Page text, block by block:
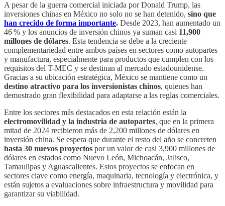
A pesar de la guerra comercial iniciada por Donald Trump, las
inversiones chinas en México no solo no se han detenido, sino que
han crecido de forma importante. Desde 2023, han aumentado un
46 % y los anuncios de inversión chinos ya suman casi 11,900
millones de dólares. Esta tendencia se debe a la creciente
complementariedad entre ambos países en sectores como autopartes
y manufactura, especialmente para productos que cumplen con los
requisitos del T-MEC y se destinan al mercado estadounidense.
Gracias a su ubicación estratégica, México se mantiene como un
destino atractivo para los inversionistas chinos, quienes han
demostrado gran flexibilidad para adaptarse a las reglas comerciales.
Entre los sectores más destacados en esta relación están la
electromovilidad y la industria de autopartes, que en la primera
mitad de 2024 recibieron más de 2,200 millones de dólares en
inversión china. Se espera que durante el resto del año se concreten
hasta 30 nuevos proyectos por un valor de casi 3,900 millones de
dólares en estados como Nuevo León, Michoacán, Jalisco,
Tamaulipas y Aguascalientes. Estos proyectos se enfocan en
sectores clave como energía, maquinaria, tecnología y electrónica, y
están sujetos a evaluaciones sobre infraestructura y movilidad para
garantizar su viabilidad.